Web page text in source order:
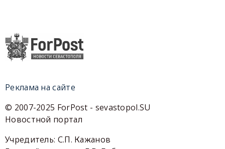
Реклама на сайте
© 2007-2025 ForPost - sevastopol.SU
Новостной портал
Учредитель: С.П. Кажанов